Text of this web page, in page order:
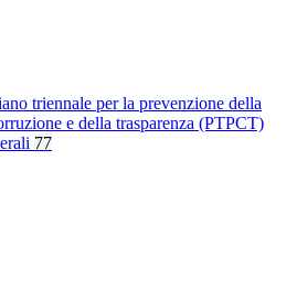
triennale per la prevenzione della
e della trasparenza (PTPCT)
77